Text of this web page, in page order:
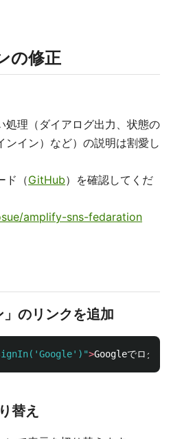
の修正
処理（ダイアログ出力、状態の
ンイン）など）の説明は割愛し
ド（GitHub）を確認してくだ
amplify-sns-fedaration
」のリンクを追加
>Googleでログイ
替え